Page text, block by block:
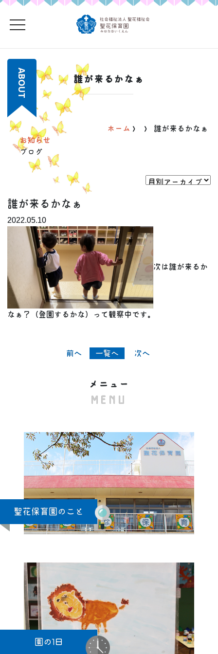
toggle navigation
誰が来るかなぁ
ABOUT
ホーム > >
誰が来るかなぁ
お知らせ
ブログ
誰が来るかなぁ
2022.05.10
次は誰が来るか
なぁ？（登園するかな）って観察中です。
« 前へ 一覧へ 次へ »
メニュー
MENU
聖花保育園のこと
園の1日